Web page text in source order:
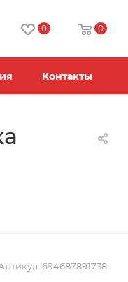
0 0
Контакты
694687891738